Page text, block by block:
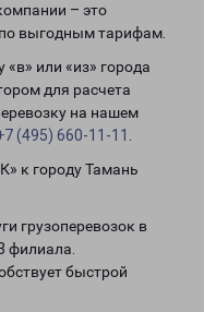
– это
выгодным тарифам.
или «из» города
для расчета
на нашем
(495) 660-11-11
к городу Тамань
грузоперевозок в
филиала.
быстрой